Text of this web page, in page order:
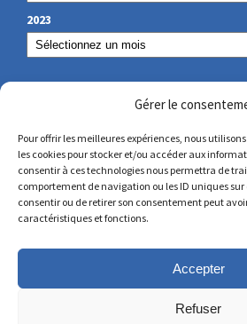
Gérer le
Pour offrir les meilleures expériences, nous
les cookies pour stocker et/ou accéder aux
consentir à ces technologies nous permettra de
comportement de navigation ou les ID uniques sur
consentir ou de retirer son consentement peut
caractéristiques et fonctions.
Accepter
Refuser
2023
OUR CONTACT
secretariat@lamennais.org